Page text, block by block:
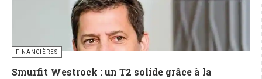
FINANCIÈRES
Smurfit Westrock : un T2 solide grâce à la